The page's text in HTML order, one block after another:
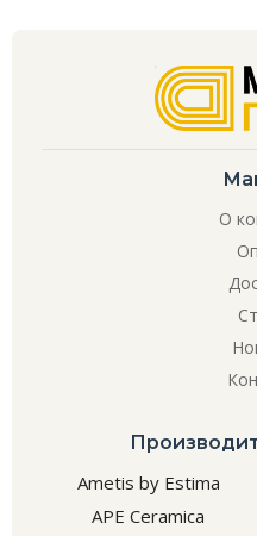
О
Ametis by Estima
APE Ceramica